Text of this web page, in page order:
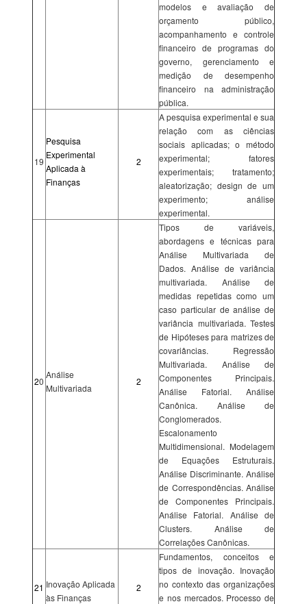
modelos e avaliação de
orçamento público,
acompanhamento e controle
financeiro de programas do
governo, gerenciamento e
medição de desempenho
financeiro na administração
pública.
19
Pesquisa
Experimental
Aplicada à
Finanças
2
A pesquisa experimental e sua
relação com as ciências
sociais aplicadas; o método
experimental; fatores
experimentais; tratamento;
aleatorização; design de um
experimento; análise
experimental.
20
Análise
Multivariada
2
Tipos de variáveis,
abordagens e técnicas para
Análise Multivariada de
Dados. Análise de variância
multivariada. Análise de
medidas repetidas como um
caso particular de análise de
variância multivariada. Testes
de Hipóteses para matrizes de
covariâncias. Regressão
Multivariada. Análise de
Componentes Principais.
Análise Fatorial. Análise
Canônica. Análise de
Conglomerados.
Escalonamento
Multidimensional. Modelagem
de Equações Estruturais.
Análise Discriminante. Análise
de Correspondências. Análise
de Componentes Principais.
Análise Fatorial. Análise de
Clusters. Análise de
Correlações Canônicas.
21 Inovação Aplicada
às Finanças
2
Fundamentos, conceitos e
tipos de inovação. Inovação
no contexto das organizações
e nos mercados. Processo de